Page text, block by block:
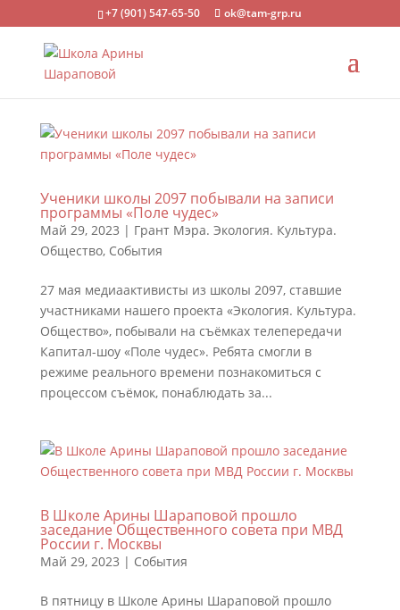
+7 (901) 547-65-50 ok@tam-grp.ru
Ученики школы 2097 побывали на записи
программы «Поле чудес»
Май 29, 2023 | Грант Мэра. Экология. Культура.
Общество, События
27 мая медиаактивисты из школы 2097, ставшие
участниками нашего проекта «Экология. Культура.
Общество», побывали на съёмках телепередачи
Капитал-шоу «Поле чудес». Ребята смогли в
режиме реального времени познакомиться с
процессом съёмок, понаблюдать за...
В Школе Арины Шараповой прошло
заседание Общественного совета при МВД
России г. Москвы
Май 29, 2023 | События
В пятницу в Школе Арины Шараповой прошло